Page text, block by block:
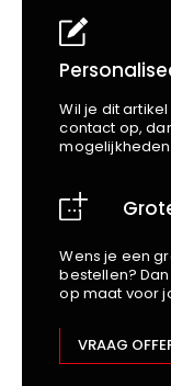
Edge
Harvest
Heckel
Hydrowear
Jassz
Kariban
M-Safe
OXXA
Wil je dit
contact op,
mogelijkheden.
Wens je een
bestellen?
op maat voor
VRAAG